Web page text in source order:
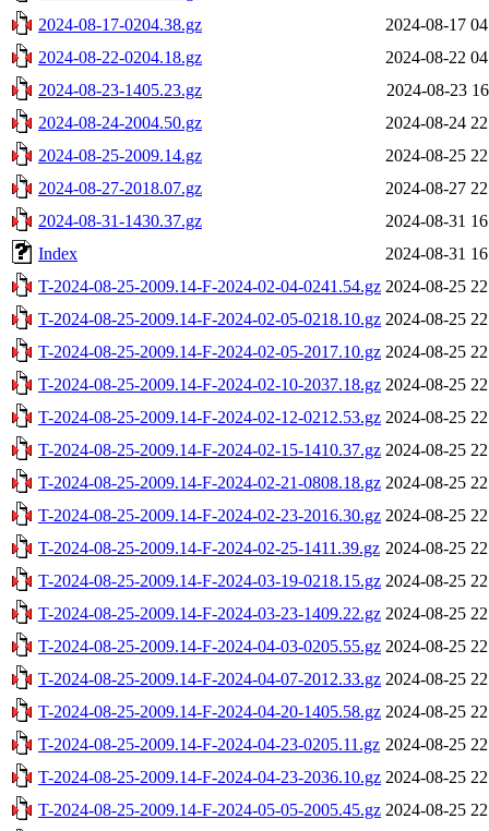
2024-08-17-0204.38.gz
2024-08-17
2024-08-22-0204.18.gz
2024-08-22
2024-08-23-1405.23.gz
2024-08-23
2024-08-24-2004.50.gz
2024-08-24
2024-08-25-2009.14.gz
2024-08-25
2024-08-27-2018.07.gz
2024-08-27
2024-08-31-1430.37.gz
2024-08-31
Index
2024-08-31
T-2024-08-25-2009.14-F-2024-02-04-0241.54.gz 2024-08-25
T-2024-08-25-2009.14-F-2024-02-05-0218.10.gz 2024-08-25
T-2024-08-25-2009.14-F-2024-02-05-2017.10.gz 2024-08-25
T-2024-08-25-2009.14-F-2024-02-10-2037.18.gz 2024-08-25
T-2024-08-25-2009.14-F-2024-02-12-0212.53.gz 2024-08-25
T-2024-08-25-2009.14-F-2024-02-15-1410.37.gz 2024-08-25
T-2024-08-25-2009.14-F-2024-02-21-0808.18.gz 2024-08-25
T-2024-08-25-2009.14-F-2024-02-23-2016.30.gz 2024-08-25
T-2024-08-25-2009.14-F-2024-02-25-1411.39.gz 2024-08-25
T-2024-08-25-2009.14-F-2024-03-19-0218.15.gz 2024-08-25
T-2024-08-25-2009.14-F-2024-03-23-1409.22.gz 2024-08-25
T-2024-08-25-2009.14-F-2024-04-03-0205.55.gz 2024-08-25
T-2024-08-25-2009.14-F-2024-04-07-2012.33.gz 2024-08-25
T-2024-08-25-2009.14-F-2024-04-20-1405.58.gz 2024-08-25
T-2024-08-25-2009.14-F-2024-04-23-0205.11.gz 2024-08-25
T-2024-08-25-2009.14-F-2024-04-23-2036.10.gz 2024-08-25
T-2024-08-25-2009.14-F-2024-05-05-2005.45.gz 2024-08-25